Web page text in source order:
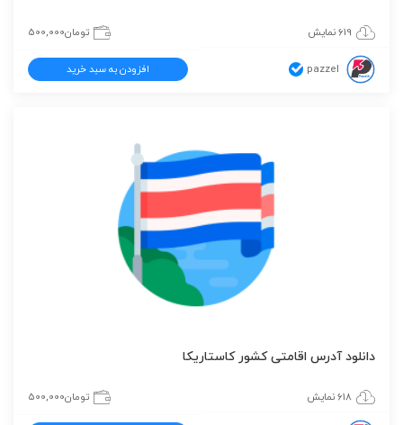
619 نمایش تومان500,000
pazzel افزودن به سبد خرید
دانلود آدرس اقامتی کشور کاستاریکا
618 نمایش تومان500,000